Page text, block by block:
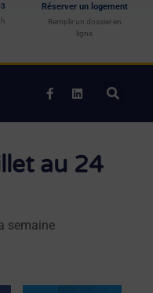
Réserver un logement
Remplir un dossier en
ligne
au 24
semaine